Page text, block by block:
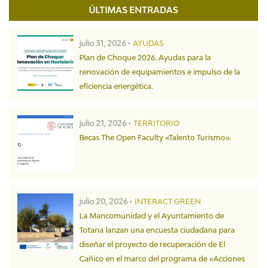
ÚLTIMAS ENTRADAS
julio 31, 2026 • AYUDAS
Plan de Choque 2026. Ayudas para la
renovación de equipamientos e impulso de la
eficiencia energética.
julio 21, 2026 • TERRITORIO
Becas The Open Faculty «Talento Turismo».
julio 20, 2026 • INTERACT GREEN
La Mancomunidad y el Ayuntamiento de
Totana lanzan una encuesta ciudadana para
diseñar el proyecto de recuperación de El
Cañico en el marco del programa de «Acciones